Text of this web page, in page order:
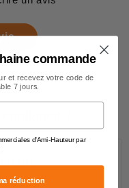
?
commande
et recevez votre code de
7 jours.
d'Ami-Hauteur par
réduction